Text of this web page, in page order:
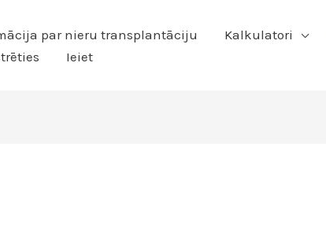
par nieru transplantāciju Kalkulatori
Ieiet